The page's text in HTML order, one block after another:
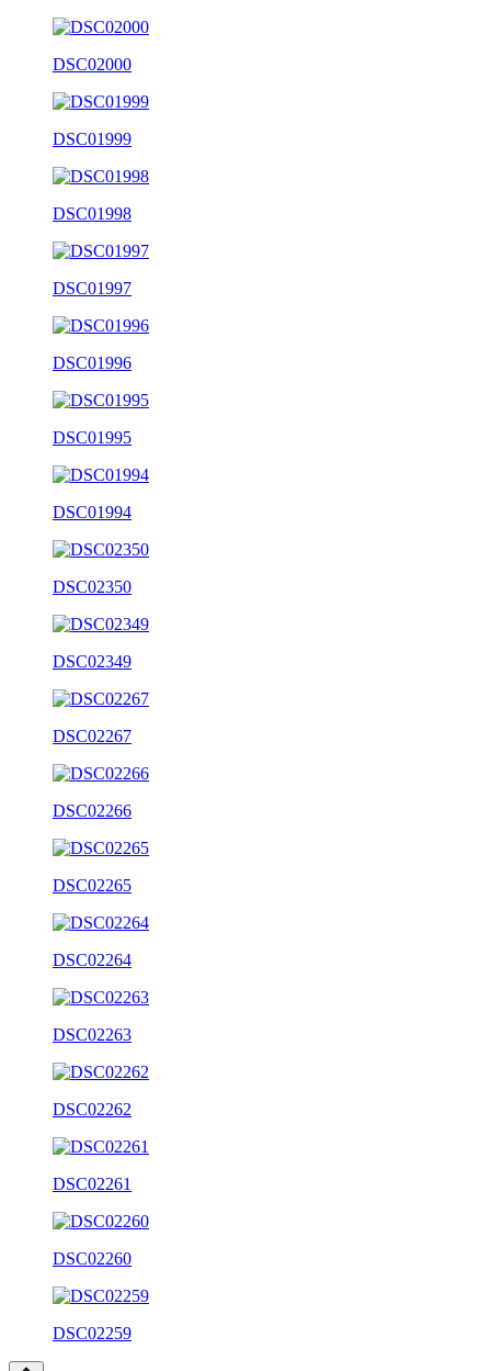
DSC02000
DSC01999
DSC01998
DSC01997
DSC01996
DSC01995
DSC01994
DSC02350
DSC02349
DSC02267
DSC02266
DSC02265
DSC02264
DSC02263
DSC02262
DSC02261
DSC02260
DSC02259